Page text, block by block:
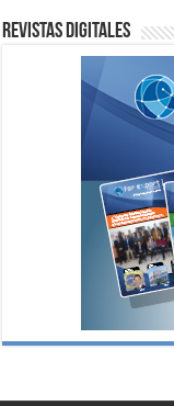
Revistas digitales